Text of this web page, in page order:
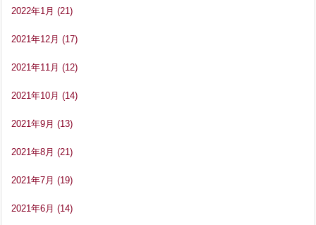
2022年1月 (21)
2021年12月 (17)
2021年11月 (12)
2021年10月 (14)
2021年9月 (13)
2021年8月 (21)
2021年7月 (19)
2021年6月 (14)